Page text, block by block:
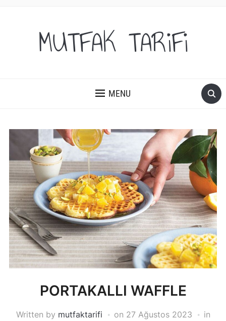
MUTFAK TARiFi
MENU
PORTAKALLI WAFFLE
Written by mutfaktarifi on 27 Ağustos 2023
in